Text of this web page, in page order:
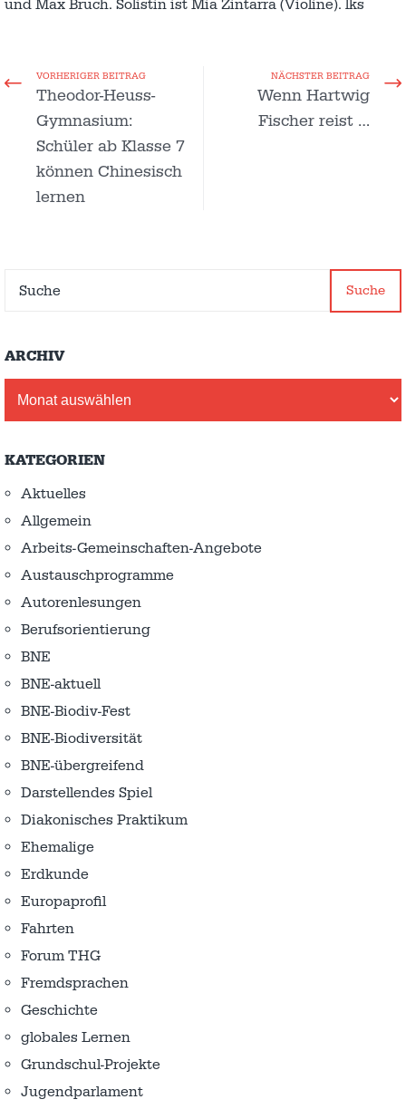
und Max Bruch. Solistin ist Mia Zintarra (Violine). lks
VORHERIGER BEITRAG
Theodor-Heuss-
Gymnasium:
Schüler ab Klasse 7
können Chinesisch
lernen
NÄCHSTER BEITRAG
Wenn Hartwig
Fischer reist …
Suche
ARCHIV
KATEGORIEN
Aktuelles
Allgemein
Arbeits-Gemeinschaften-Angebote
Austausch­programme
Autorenlesungen
Berufsorientierung
BNE
BNE-aktuell
BNE-Biodiv-Fest
BNE-Biodiversität
BNE-übergreifend
Darstellendes Spiel
Diakonisches Praktikum
Ehemalige
Erdkunde
Europaprofil
Fahrten
Forum THG
Fremdsprachen
Geschichte
globales Lernen
Grundschul-Projekte
Jugendparlament